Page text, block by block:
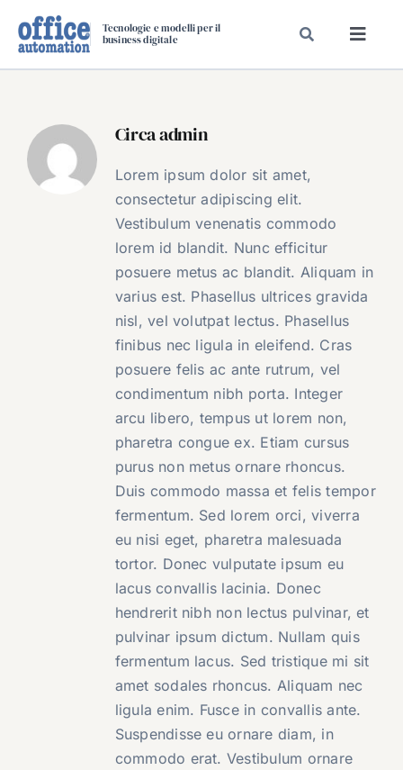
Tecnologie e modelli per il
business digitale
TAVOLE ROTONDE DI REDAZIONE
DAL MERCATO
Circaadmin
Lorem ipsum dolor sit amet,
consectetur adipiscing elit.
Vestibulum venenatis commodo
lorem id blandit. Nunc efficitur
posuere metus ac blandit. Aliquam in
varius est. Phasellus ultrices gravida
nisl, vel volutpat lectus. Phasellus
finibus nec ligula in eleifend. Cras
posuere felis ac ante rutrum, vel
condimentum nibh porta. Integer
arcu libero, tempus ut lorem non,
pharetra congue ex. Etiam cursus
purus non metus ornare rhoncus.
Duis commodo massa et felis tempor
fermentum. Sed lorem orci, viverra
eu nisi eget, pharetra malesuada
tortor. Donec vulputate ipsum eu
lacus convallis lacinia. Donec
hendrerit nibh non lectus pulvinar, et
pulvinar ipsum dictum. Nullam quis
fermentum lacus. Sed tristique mi sit
amet sodales rhoncus. Aliquam nec
ligula enim. Fusce in convallis ante.
Suspendisse eu ornare diam, in
commodo erat. Vestibulum ornare